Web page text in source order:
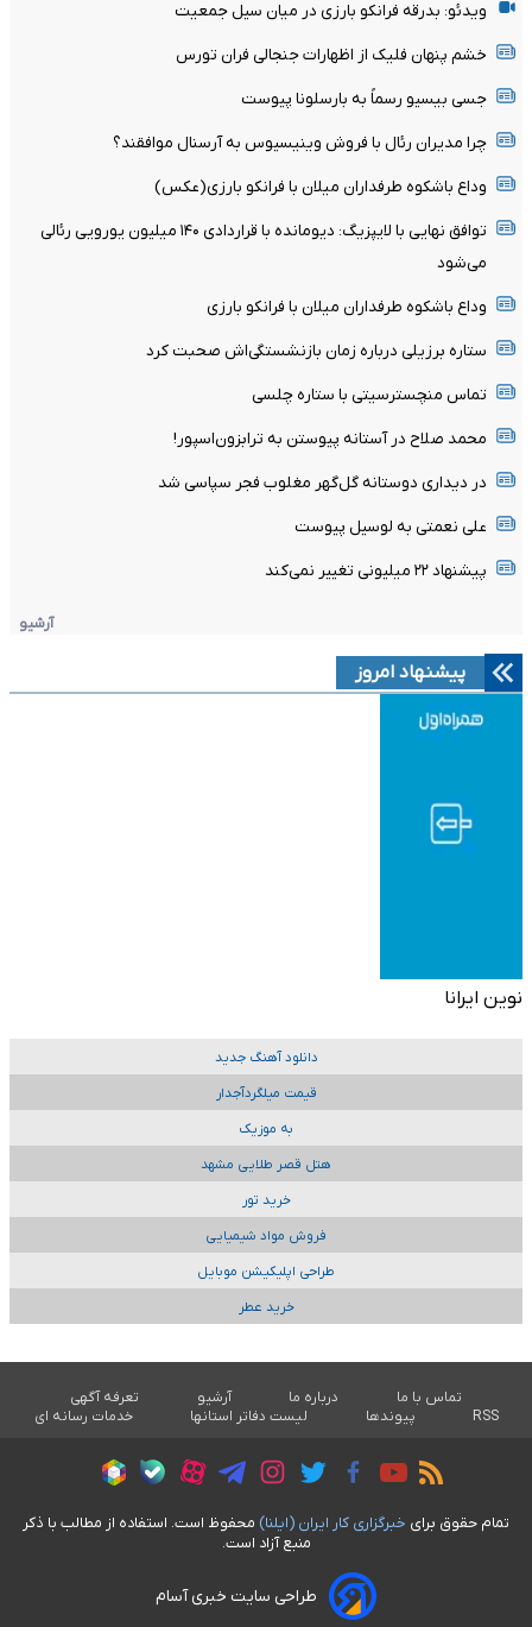
ویدئو: بدرقه فرانکو بارزی در میان سیل جمعیت
خشم پنهان فلیک از اظهارات جنجالی فران تورس
جسی بیسیو رسماً به بارسلونا پیوست
چرا مدیران رئال با فروش وینیسیوس به آرسنال موافقند؟
وداع باشکوه طرفداران میلان با فرانکو بارزی(عکس)
توافق نهایی با لایپزیگ: دیومانده با قراردادی ۱۴۰ میلیون یورویی رئالی
می‌شود
وداع باشکوه طرفداران میلان با فرانکو بارزی
ستاره برزیلی درباره زمان بازنشستگی‌اش صحبت کرد
تماس منچسترسیتی با ستاره چلسی
محمد صلاح در آستانه پیوستن به ترابزون‌اسپور!
در دیداری دوستانه گل‌گهر مغلوب فجر سپاسی شد
علی نعمتی به لوسیل پیوست
پیشنهاد ۲۲ میلیونی تغییر نمی‌کند
آرشیو
پیشنهاد امروز
نوین ایرانا
دانلود آهنگ جدید
قیمت میلگردآجدار
به موزیک
هتل قصر طلایی مشهد
خرید تور
فروش مواد شیمیایی
طراحی اپلیکیشن موبایل
خرید عطر
تماس با ما درباره ما آرشیو
تعرفه آگهی
RSS
پیوندها لیست دفاتر استانها خدمات رسانه ای
تمام حقوق برای خبرگزاری کار ايران (ايلنا) محفوظ است. استفاده از مطالب با ذکر
منبع آزاد است.
طراحی سایت خبری آسام